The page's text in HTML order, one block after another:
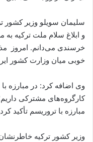
سلیمان سویلو وزیر کشور
و ابلاغ سلام ملت ترکیه
خرسندی می‌دانم. امروز
خوبی میان وزارت کشور
وی اضافه کرد: در مبارزه
کارگروه‌های مشترکی
مبارزه با تروریسم تأکید
وزیر کشور ترکیه